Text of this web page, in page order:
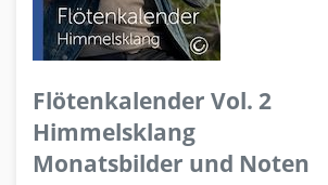
Flötenkalender Vol. 2
Himmelsklang
Monatsbilder und Noten